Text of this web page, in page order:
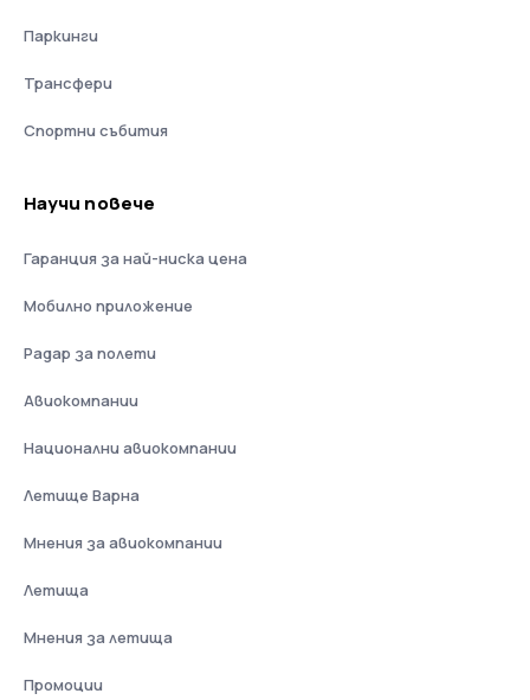
Паркинги
Трансфери
Спортни събития
Научи повече
Гаранция за най-ниска цена
Мобилно приложение
Радар за полети
Авиокомпании
Национални авиокомпании
Летище Варна
Мнения за авиокомпании
Летища
Мнения за летища
Промоции